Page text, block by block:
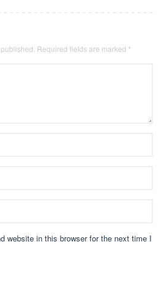
Required fields are marked *
website in this browser for the next time I